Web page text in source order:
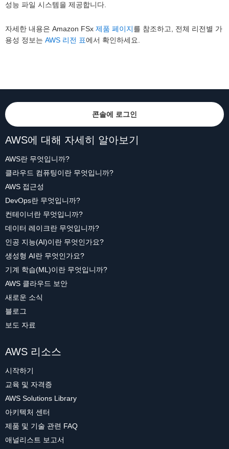
성능 파일 시스템을 제공합니다.
자세한 내용은 Amazon FSx 제품 페이지를 참조하고, 전체 리전별 가
용성 정보는 AWS 리전 표에서 확인하세요.
콘솔에 로그인
AWS에 대해 자세히 알아보기
AWS란 무엇입니까?
클라우드 컴퓨팅이란 무엇입니까?
AWS 접근성
DevOps란 무엇입니까?
컨테이너란 무엇입니까?
데이터 레이크란 무엇입니까?
인공 지능(AI)이란 무엇인가요?
생성형 AI란 무엇인가요?
기계 학습(ML)이란 무엇입니까?
AWS 클라우드 보안
새로운 소식
블로그
보도 자료
AWS 리소스
시작하기
교육 및 자격증
AWS Solutions Library
아키텍처 센터
제품 및 기술 관련 FAQ
애널리스트 보고서